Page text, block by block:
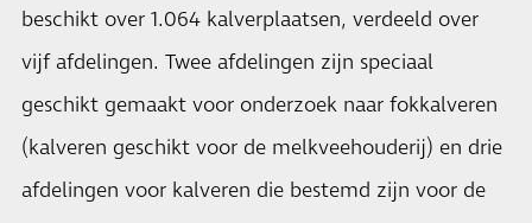
beschikt over 1.064 kalverplaatsen, verdeeld over
vijf afdelingen. Twee afdelingen zijn speciaal
geschikt gemaakt voor onderzoek naar fokkalveren
(kalveren geschikt voor de melkveehouderij) en drie
afdelingen voor kalveren die bestemd zijn voor de